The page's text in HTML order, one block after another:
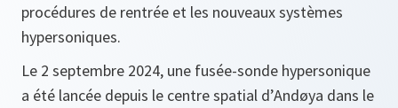
procédures de rentrée et les nouveaux systèmes
hypersoniques.
Le 2 septembre 2024, une fusée-sonde hypersonique
a été lancée depuis le centre spatial d’Andøya dans le